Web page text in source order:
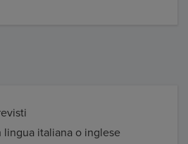
lingua italiana o inglese